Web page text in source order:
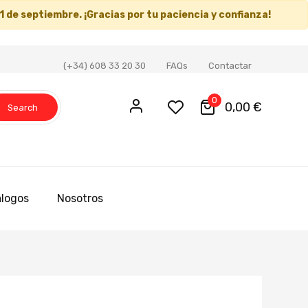
de septiembre. ¡Gracias por tu paciencia y confianza!
(+34) 608 33 20 30 FAQs Contactar
Search
0 0,00 €
Nosotros